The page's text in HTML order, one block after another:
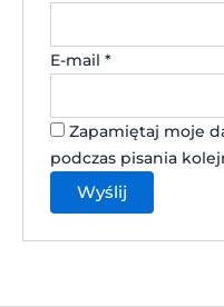
E-mail*
Zapamiętaj moje
podczas pisania